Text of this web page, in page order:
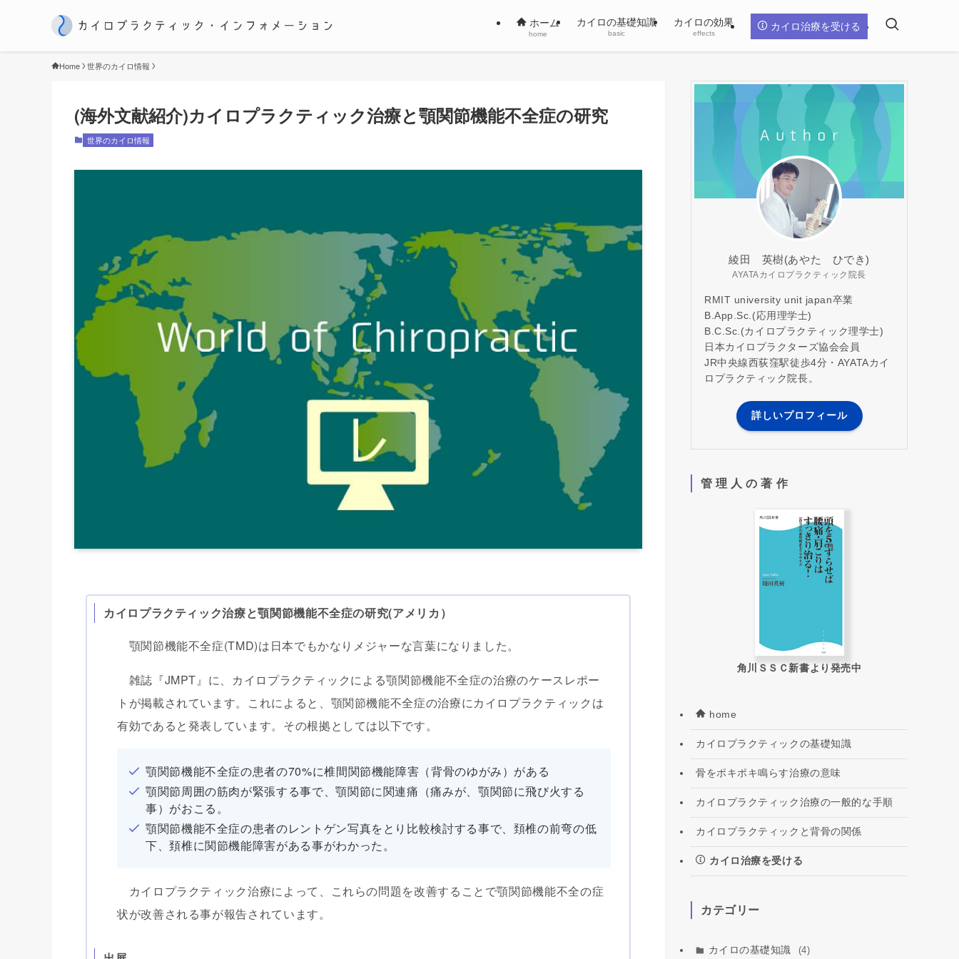
ホーム
home
カイロの基礎知識
basic
カイロの効果
effects
カイロ治療を受ける
Home 世界のカイロ情報
(海外文献紹介)カイロプラクティック治療と顎関節機能不全症の研究
世界のカイロ情報
カイロプラクティック治療と顎関節機能不全症の研究(アメリカ）
顎関節機能不全症(TMD)は日本でもかなりメジャーな言葉になりました。
雑誌『JMPT』に、カイロプラクティックによる顎関節機能不全症の治療のケースレポー
トが掲載されています。これによると、顎関節機能不全症の治療にカイロプラクティックは
有効であると発表しています。その根拠としては以下です。
顎関節機能不全症の患者の70%に椎間関節機能障害（背骨のゆがみ）がある
顎関節周囲の筋肉が緊張する事で、顎関節に関連痛（痛みが、顎関節に飛び火する
事）がおこる。
顎関節機能不全症の患者のレントゲン写真をとり比較検討する事で、頚椎の前弯の低
下、頚椎に関節機能障害がある事がわかった。
カイロプラクティック治療によって、これらの問題を改善することで顎関節機能不全の症
状が改善される事が報告されています。
綾田 英樹(あやた ひでき)
AYATAカイロプラクティック院長
RMIT university unit japan卒業
B.App.Sc.(応用理学士)
B.C.Sc.(カイロプラクティック理学士)
日本カイロプラクターズ協会会員
JR中央線西荻窪駅徒歩4分・AYATAカイ
ロプラクティック院長。
詳しいプロフィール
管 理 人 の 著 作
角川ＳＳＣ新書より発売中
home
カイロプラクティックの基礎知識
骨をポキポキ鳴らす治療の意味
カイロプラクティック治療の一般的な手順
カイロプラクティックと背骨の関係
カイロ治療を受ける
カテゴリー
カイロの基礎知識 (4)